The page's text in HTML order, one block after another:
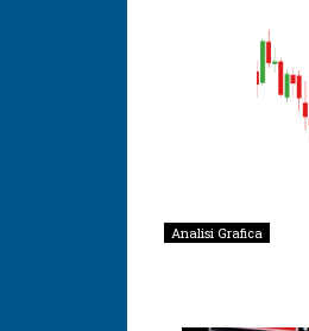
Analisi Grafica